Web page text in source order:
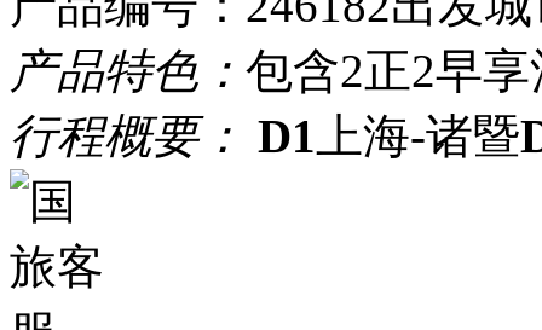
产品特色： 包含2正2早享
行程概要： D1 上海-诸暨